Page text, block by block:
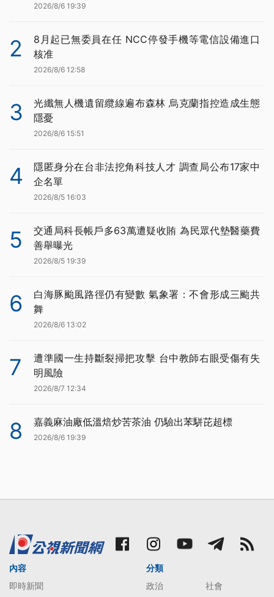
2026/8/6 19:39
2
8月起已無委員在任 NCC停發手機等電信設備進口
核准
2026/8/6 12:58
3
光纖無人機遺留纜線遍布森林 烏克蘭指控造成生態
隱憂
2026/8/6 15:51
4
隱匿身分在台非法挖角科技人才 調查局公布17家中
企名單
2026/8/5 16:03
5
交通局科長帳戶多63萬遭疑收賄 為民眾代墊醫藥費
善舉曝光
2026/8/5 19:39
6
白海豚颱風路徑仍有變數 氣象署：不會形成三颱共
舞
2026/8/6 13:02
7
遭準國一生持斷裂掃把攻擊 台中教師右眼受傷有失
明風險
2026/8/7 12:34
8 嘉義麻油廠低溫焙炒苦茶油 仍驗出苯駢芘超標
2026/8/6 19:39
內容
即時新聞
分類
政治
社會